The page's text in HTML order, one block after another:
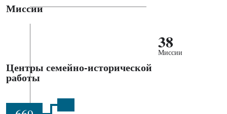
Миссии
38
Миссии
Центры семейно-исторической
работы